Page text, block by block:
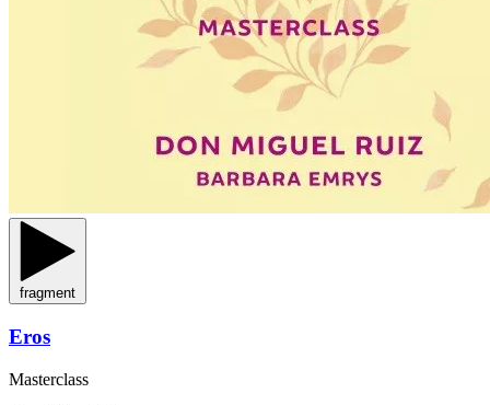
fragment
Eros
Masterclass